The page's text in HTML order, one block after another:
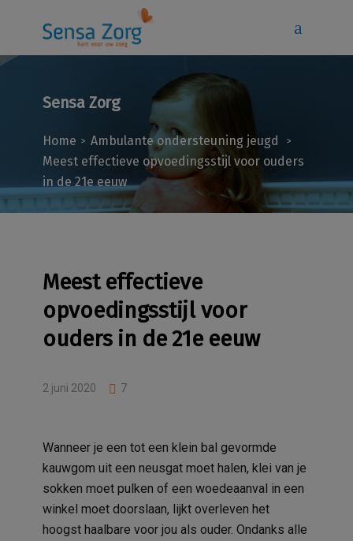
Sensa Zorg
Home > Ambulante ondersteuning jeugd >
Meest effectieve opvoedingsstijl voor ouders
in de 21e eeuw
Meest effectieve
opvoedingsstijl voor
ouders in de 21e eeuw
2 juni 2020 7
Wanneer je een tot een klein bal gevormde
kauwgom uit een neusgat moet halen, klei van je
sokken moet pulken of een woedeaanval in een
winkel moet doorslaan, lijkt overleven het
hoogst haalbare voor jou als ouder. Ondanks alle